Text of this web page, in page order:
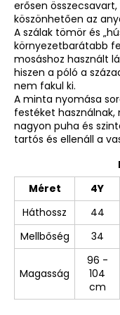
erősen
köszönhetően az
A szálak tömör és
környezetbarátabb
mosáshoz használt
hiszen a póló a
nem fakul ki.
A minta nyomása
festéket
nagyon puha és
tartós és ellenáll a
Méret
4Y
Háthossz
44
Mellbőség
34
Magasság
96 -
104
cm